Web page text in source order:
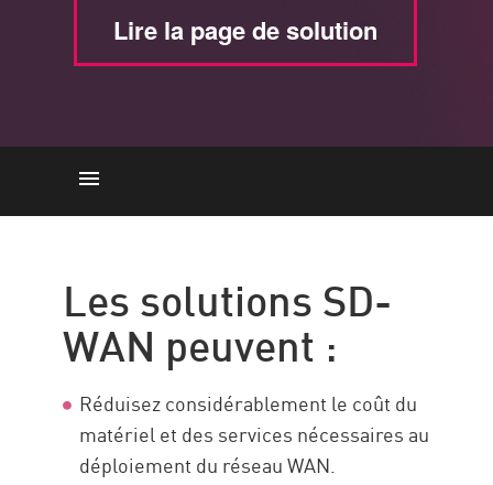
Lire la page de solution
Fonctionnalités
Fournisseur
Architecture
Déploiement
Centralisé
Les solutions SD-
WAN peuvent :
Réduisez considérablement le coût du
matériel et des services nécessaires au
déploiement du réseau WAN.